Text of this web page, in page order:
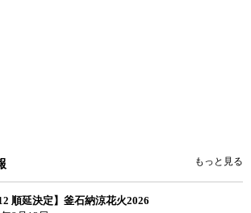
もっと見る
12 順延決定】釜石納涼花火2026